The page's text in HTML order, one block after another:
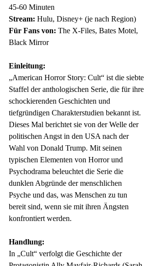
45-60 Minuten
Stream: Hulu, Disney+ (je nach Region)
Für Fans von: The X-Files, Bates Motel,
Black Mirror
Einleitung:
„American Horror Story: Cult“ ist die siebte
Staffel der anthologischen Serie, die für ihre
schockierenden Geschichten und
tiefgründigen Charakterstudien bekannt ist.
Dieses Mal berichtet sie von der Welle der
politischen Angst in den USA nach der
Wahl von Donald Trump. Mit seinen
typischen Elementen von Horror und
Psychodrama beleuchtet die Serie die
dunklen Abgründe der menschlichen
Psyche und das, was Menschen zu tun
bereit sind, wenn sie mit ihren Ängsten
konfrontiert werden.
Handlung:
In „Cult“ verfolgt die Geschichte der